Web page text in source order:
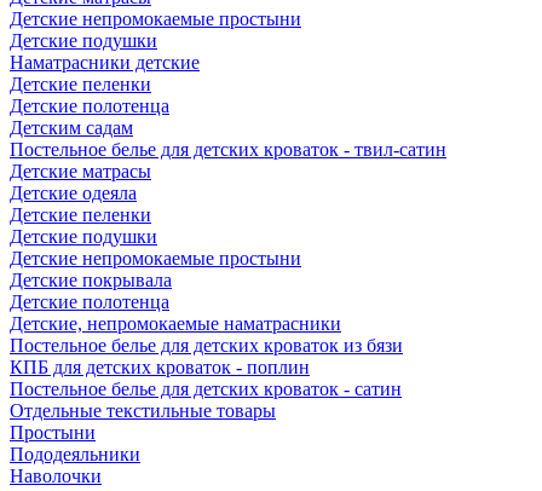
Детские непромокаемые простыни
Детские подушки
Наматрасники детские
Детские пеленки
Детские полотенца
Детским садам
Постельное белье для детских кроваток - твил-сатин
Детские матрасы
Детские одеяла
Детские пеленки
Детские подушки
Детские непромокаемые простыни
Детские покрывала
Детские полотенца
Детские, непромокаемые наматрасники
Постельное белье для детских кроваток из бязи
КПБ для детских кроваток - поплин
Постельное белье для детских кроваток - сатин
Отдельные текстильные товары
Простыни
Пододеяльники
Наволочки